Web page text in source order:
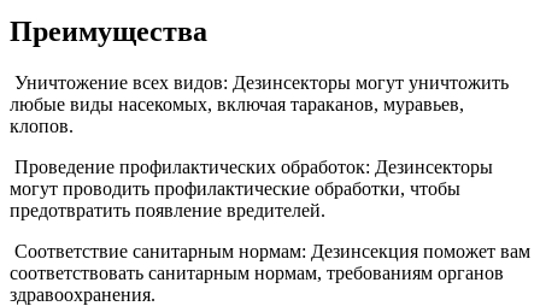
Преимущества
Уничтожение всех видов: Дезинсекторы могут уничтожить
любые виды насекомых, включая тараканов, муравьев,
клопов.
Проведение профилактических обработок: Дезинсекторы
могут проводить профилактические обработки, чтобы
предотвратить появление вредителей.
Соответствие санитарным нормам: Дезинсекция поможет вам
соответствовать санитарным нормам, требованиям органов
здравоохранения.